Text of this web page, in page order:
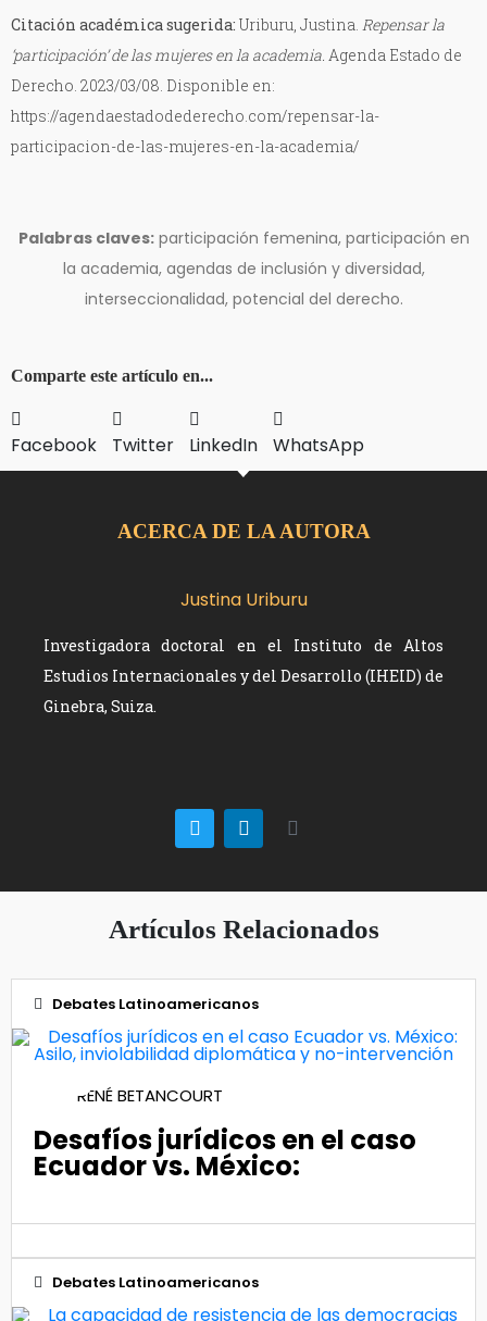
Citación académica sugerida: Uriburu, Justina. Repensar la
‘participación’ de las mujeres en la academia. Agenda Estado de
Derecho. 2023/03/08. Disponible en:
https://agendaestadodederecho.com/repensar-la-
participacion-de-las-mujeres-en-la-academia/
Palabras claves:participación femenina, participación en
la academia, agendas de inclusión y diversidad,
interseccionalidad, potencial del derecho.
Comparte este artículo en...
Facebook Twitter LinkedIn WhatsApp
ACERCA DE LA AUTORA
Justina Uriburu
Investigadora doctoral en el Instituto de Altos
Estudios Internacionales y del Desarrollo (IHEID) de
Ginebra, Suiza.
Artículos Relacionados
Debates Latinoamericanos
26RENÉ BETANCOURT
Desafíos jurídicos en el caso
Ecuador vs. México:
Debates Latinoamericanos